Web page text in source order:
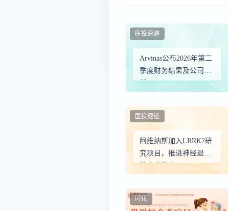
Arvinas公布2026年第二
季度财务结果及公司更
新
医投速递
阿维纳斯加入LRRK2研
究项目，推进神经退行
性疾病治疗
医投速递
时讯